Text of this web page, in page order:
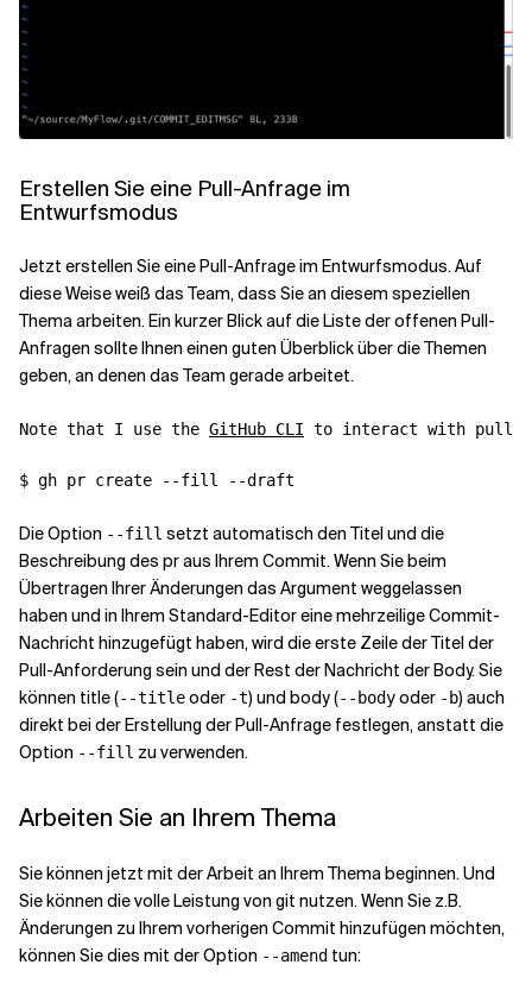
Erstellen Sie eine Pull-Anfrage im
Entwurfsmodus
Jetzt erstellen Sie eine Pull-Anfrage im Entwurfsmodus. Auf
diese Weise weiß das Team, dass Sie an diesem speziellen
Thema arbeiten. Ein kurzer Blick auf die Liste der offenen Pull-
Anfragen sollte Ihnen einen guten Überblick über die Themen
geben, an denen das Team gerade arbeitet.
Note that I use the GitHub CLI to interact with pull
$ gh pr create --fill --draft
Die Option --fill setzt automatisch den Titel und die
Beschreibung des pr aus Ihrem Commit. Wenn Sie beim
Übertragen Ihrer Änderungen das Argument weggelassen
haben und in Ihrem Standard-Editor eine mehrzeilige Commit-
Nachricht hinzugefügt haben, wird die erste Zeile der Titel der
Pull-Anforderung sein und der Rest der Nachricht der Body. Sie
können title (--titleoder -t) und body (--bodyoder -b) auch
direkt bei der Erstellung der Pull-Anfrage festlegen, anstatt die
Option --fill zu verwenden.
Arbeiten Sie an Ihrem Thema
Sie können jetzt mit der Arbeit an Ihrem Thema beginnen. Und
Sie können die volle Leistung von git nutzen. Wenn Sie z.B.
Änderungen zu Ihrem vorherigen Commit hinzufügen möchten,
können Sie dies mit der Option --amend tun: